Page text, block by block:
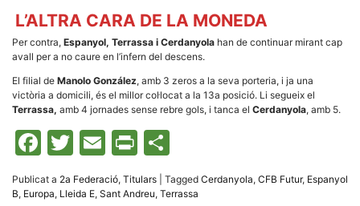
L’ALTRA CARA DE LA MONEDA
Per contra, Espanyol, Terrassa i Cerdanyola han de continuar mirant cap
avall per a no caure en l’infern del descens.
El filial de Manolo González, amb 3 zeros a la seva porteria, i ja una
victòria a domicili, és el millor col·locat a la 13a posició. Li segueix el
Terrassa, amb 4 jornades sense rebre gols, i tanca el Cerdanyola, amb 5.
Facebook
Twitter
Email
Print
Publicat a 2a Federació, Titulars Tagged Cerdanyola, CFB Futur, Espanyol
B, Europa, Lleida E, Sant Andreu, Terrassa
nostre lloc web
emmagatzemen
dades en el seu
dispositiu que
bé com sigui
possible. Si
rebutja
del lloc web.